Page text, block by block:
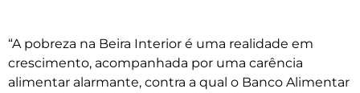
“A pobreza na Beira Interior é uma realidade em
crescimento, acompanhada por uma carência
alimentar alarmante, contra a qual o Banco Alimentar